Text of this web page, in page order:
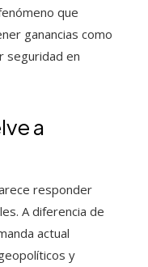
que
ganancias como
seguridad en
a
responder
A diferencia de
actual
y